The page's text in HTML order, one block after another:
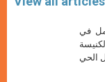
في